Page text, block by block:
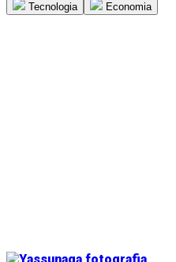
Tecnologia
Economia